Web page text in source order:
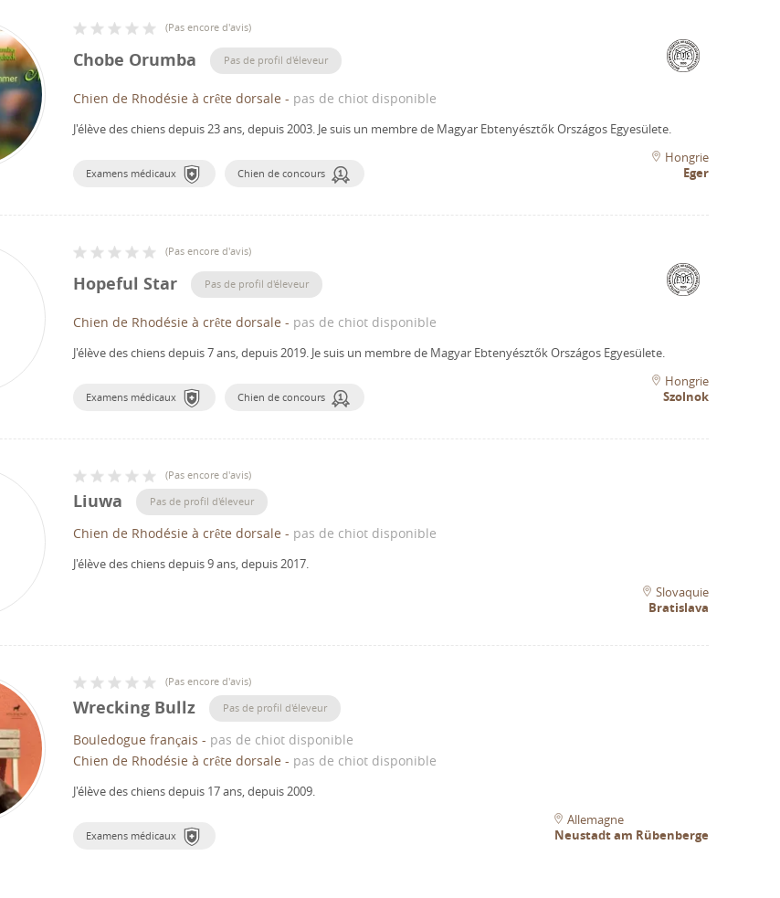
(Pas encore d'avis)
Chobe Orumba Pas de profil d'éleveur
Chien de Rhodésie à crête dorsale - pas de chiot disponible
J'élève des chiens depuis 23 ans, depuis 2003. Je suis un membre de Magyar Ebtenyésztők Országos Egyesülete.
Examens médicaux Chien de concours
Hongrie
Eger
(Pas encore d'avis)
Hopeful Star Pas de profil d'éleveur
Chien de Rhodésie à crête dorsale - pas de chiot disponible
J'élève des chiens depuis 7 ans, depuis 2019. Je suis un membre de Magyar Ebtenyésztők Országos Egyesülete.
Examens médicaux Chien de concours
Hongrie
Szolnok
(Pas encore d'avis)
Liuwa Pas de profil d'éleveur
Chien de Rhodésie à crête dorsale - pas de chiot disponible
J'élève des chiens depuis 9 ans, depuis 2017.
Slovaquie
Bratislava
(Pas encore d'avis)
Wrecking Bullz Pas de profil d'éleveur
Bouledogue français - pas de chiot disponible
Chien de Rhodésie à crête dorsale - pas de chiot disponible
J'élève des chiens depuis 17 ans, depuis 2009.
Examens médicaux
Allemagne
Neustadt am Rübenberge